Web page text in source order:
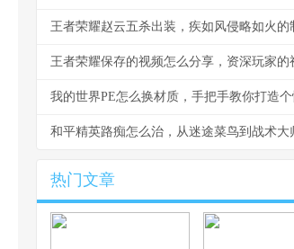
王者荣耀赵云五杀出装，疾如风侵略如火的
我的世界PE怎么换材质，手把手教你打造
热门文章